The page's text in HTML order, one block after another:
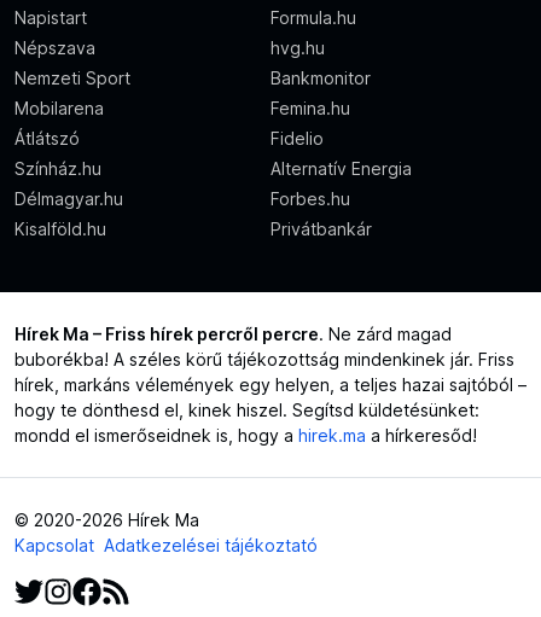
Napistart
Formula.hu
Népszava
hvg.hu
Nemzeti Sport
Bankmonitor
Mobilarena
Femina.hu
Átlátszó
Fidelio
Színház.hu
Alternatív Energia
Délmagyar.hu
Forbes.hu
Kisalföld.hu
Privátbankár
Hírek Ma – Friss hírek percről percre. Ne zárd magad
buborékba! A széles körű tájékozottság mindenkinek jár. Friss
hírek, markáns vélemények egy helyen, a teljes hazai sajtóból –
hogy te dönthesd el, kinek hiszel. Segítsd küldetésünket:
mondd el ismerőseidnek is, hogy a hirek.ma a hírkeresőd!
© 2020-2026 Hírek Ma
Kapcsolat Adatkezelései tájékoztató